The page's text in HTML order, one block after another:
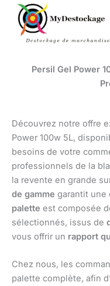
Aller
contenu
Persil Gel Power
Découvrez notre offre
Power 100w 5L,
besoins de votre
professionnels de la
la revente en grande
de gamme garantit une
palette est composée
sélectionnés, issus de
vous offrir un rapport
Chez nous, les
palette complète, afin